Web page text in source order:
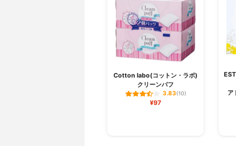
Cotton labo(コットン・ラボ)
クリーンパフ
3.83(10)
¥97
ア